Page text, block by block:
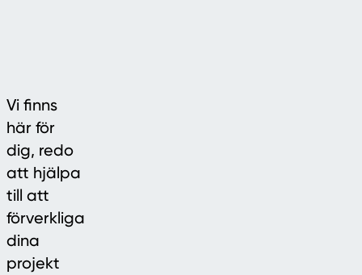
Vi finns
här för
dig, redo
att hjälpa
till att
förverkliga
dina
projekt